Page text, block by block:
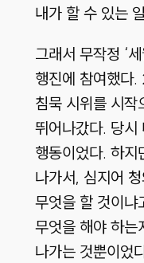
내가 할 수 있는
그래서 무작정 ‘
행진에 참여했다.
침묵 시위를 시작
뛰어나갔다. 당시
행동이었다. 하지
나가서, 심지어
무엇을 할 것이냐
무엇을 해야 하는
나가는 것뿐이었